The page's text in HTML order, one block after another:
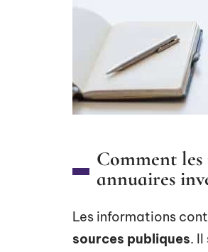
Comment
annuaires
Les informations
sources publiques.